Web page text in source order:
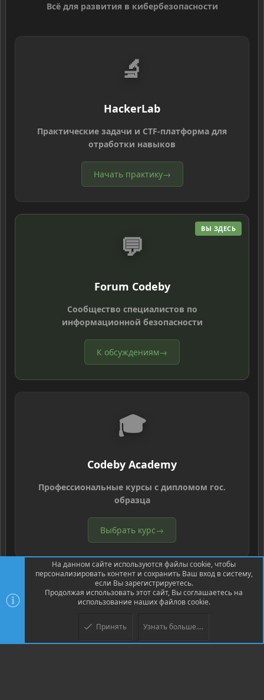
Всё для развития в кибербезопасности
🔬
HackerLab
Практические задачи и CTF-платформа для
отработки навыков
Начать практику→
ВЫ ЗДЕСЬ
💬
Forum Codeby
Сообщество специалистов по
информационной безопасности
К обсуждениям→
🎓
Codeby Academy
Профессиональные курсы с дипломом гос.
образца
Выбрать курс→
Community platform by XenForo ® © 2010-2026 XenForo Ltd.
© Jason Axelrod of 8WAYRUN
На данном сайте используются файлы cookie, чтобы
персонализировать контент и сохранить Ваш вход в систему,
если Вы зарегистрируетесь.
Продолжая использовать этот сайт, Вы соглашаетесь на
использование наших файлов cookie.
Принять Узнать больше....